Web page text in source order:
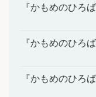
『かもめのひ
『かもめのひ
『かもめのひ